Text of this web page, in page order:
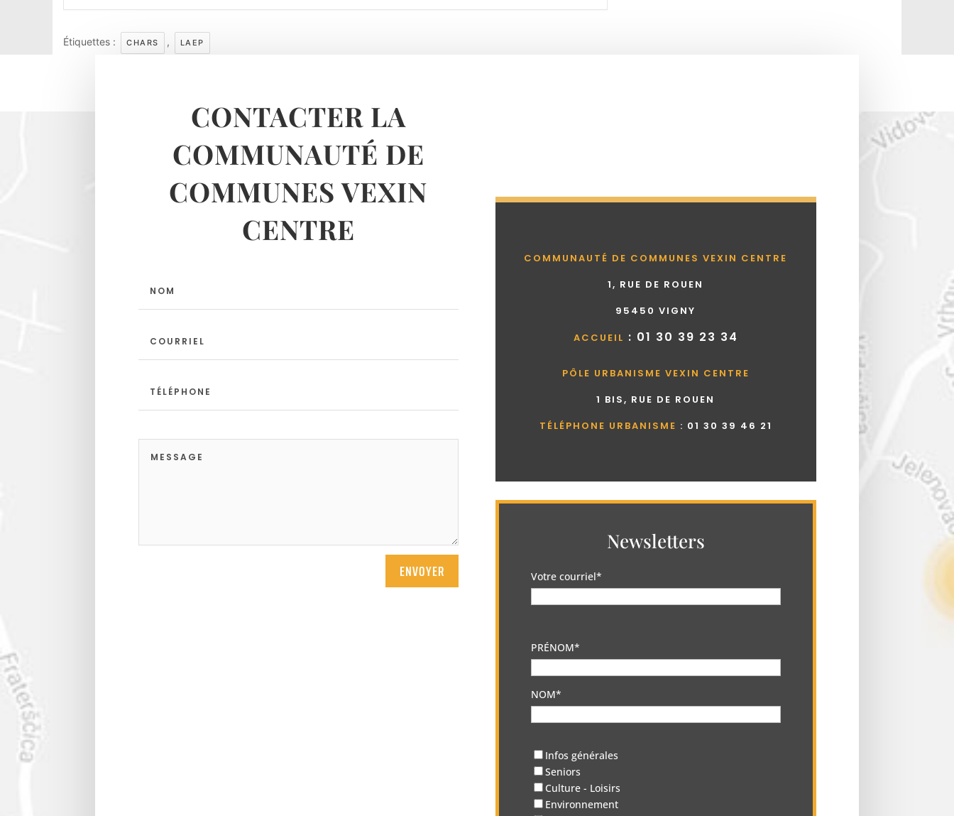
Étiquettes : CHARS , LAEP
CONTACTER LA
COMMUNAUTÉ DE
COMMUNES VEXIN
CENTRE
ENVOYER
COMMUNAUTÉ DE COMMUNES VEXIN CENTRE
1, RUE DE ROUEN
95450 VIGNY
ACCUEIL : 01 30 39 23 34
PÔLE URBANISME VEXIN CENTRE
1 BIS, RUE DE ROUEN
TÉLÉPHONE URBANISME : 01 30 39 46 21
Newsletters
Votre courriel*
PRÉNOM*
NOM*
Infos générales
Seniors
Culture - Loisirs
Environnement